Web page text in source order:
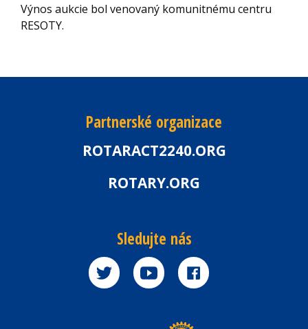
Výnos aukcie bol venovaný komunitnému centru
RESOTY.
Partnerské organizace
ROTARACT2240.ORG
ROTARY.ORG
Sledujte nás